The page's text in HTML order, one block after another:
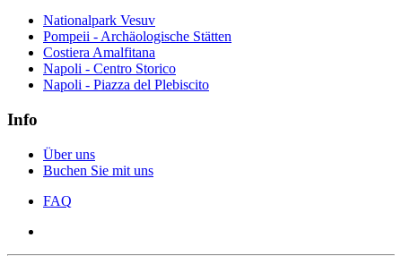
Nationalpark Vesuv
Pompeii - Archäologische Stätten
Costiera Amalfitana
Napoli - Centro Storico
Napoli - Piazza del Plebiscito
Info
Über uns
Buchen Sie mit uns
FAQ